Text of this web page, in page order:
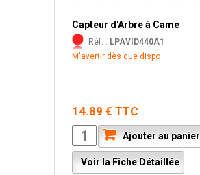
Capteur d'Arbre à Came
Réf. : LPAVID440A1
M'avertir dès que dispo
14.89 € TTC
Ajouter au panier
Voir la Fiche Détaillée